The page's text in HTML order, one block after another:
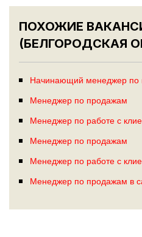
ПОХОЖИЕ
(БЕЛГОРОДСКАЯ
Начинающий менеджер по
Менеджер по продажам
Менеджер по работе с
Менеджер по продажам
Менеджер по работе с
Менеджер по продажам в